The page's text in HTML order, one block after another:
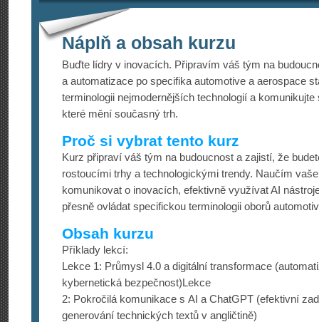
Náplň a obsah kurzu
Buďte lídry v inovacích. Připravím váš tým na
a automatizace po specifika automotive a aerospace
terminologii nejmodernějších technologií a
které mění současný trh.
Proč si vybrat tento kurz
Kurz připraví váš tým na budoucnost a zajistí, že
rostoucími trhy a technologickými trendy. Naučím
komunikovat o inovacích, efektivně využívat AI
přesně ovládat specifickou terminologii oborů
Obsah kurzu
Příklady lekcí:
Lekce 1: Průmysl 4.0 a digitální transformace
kybernetická bezpečnost)Lekce
2: Pokročilá komunikace s AI a ChatGPT (efektivní
generování technických textů v angličtině)